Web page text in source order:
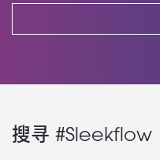
搜寻 #Sleekflow